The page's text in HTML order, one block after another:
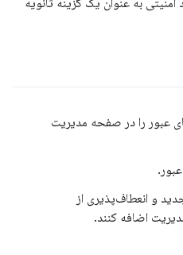
عبور را در صفحه مدیریت
و انعطاف‌پذیری از
اضافه کنند.